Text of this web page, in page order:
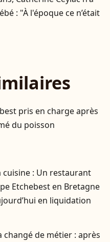
: "À l'époque ce n’était
pris en charge après
du poisson
cuisine : Un restaurant
Etchebest en Bretagne
en liquidation
changé de métier : après